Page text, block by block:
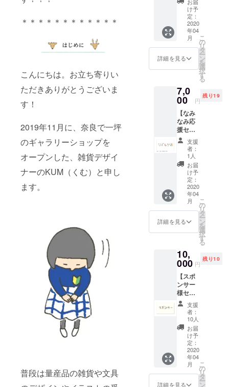
＊＊＊＊＊＊＊＊＊＊＊＊
こんにちは。お立ち寄りい
ただきありがとうございま
す！
2019年11月に、奈良で一坪
のギャラリーショップを
オープンした、雑貨デザイ
ナーのKUM（くむ）と申し
ます。
普段は量産品の雑貨や文具
だき備
考欄で
お伝え
くださ
い。無
記載の
場合
しま
す。数
に限り
があり
ますの
で、別
の絵柄
をお送
りする
場合は
お許し
くださ
い。 ※
お送り
する都
ご住
所、氏
くださ
い。
オスス
メ情報
をちょ
こっと
お知ら
せす
る、
編』
（CAM
PFIRE
限定・
他では
公開）
をおつ
けしま
す。
部と、
直筆の
お礼状
をお送
りしま
す。そ
ちら
に、ガ
イド
に掲載
できな
かった
個人的
オスス
メ情報
をちょ
こっと
お知ら
せす
る、
『ガイ
ドブッ
ク番外
編』
と、
CAMPF
IRE限定
け（開
けての
お楽し
み）を
同封し
ます。
お気持
ちをあ
りがた
くいた
だき、
こちら
からも
感謝の
気持ち
をお返
ししま
け予
定：
2020
年04
月
詳細を見る
こ
の
リ
タ
ー
ン
を
選
択
す
る
7,0
00 円
残り19
【なみ
なみ応
援セッ
ト】
7,000
円。 制
作した
ガイド
ブック
１部
と、ハ
ニホ堂
オリジ
ナル絵
文字
で、あ
用のお
名前
カード
10枚を
作成し
てお送
りしま
す。見
本画像
を参考
に①ひ
らがな
表記、
もしく
は②カ
タカナ
表記、
支援
者：
1人
お届
け予
定：
2020
年04
月
詳細を見る
こ
の
リ
タ
ー
ン
を
選
択
す
る
10,
000 円
残り10
【スポ
ンサー
様セッ
ト】
10,000
円。 直
筆の御
礼メッ
セージ
と、ガ
イド
ブック
（紙と
デジタ
支援
者：
10人
お届
け予
定：
2020
年04
月
詳細を見る
こ
の
リ
タ
ー
ン